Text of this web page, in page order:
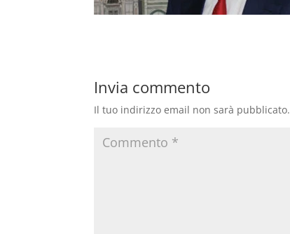
Invia commento
Il tuo indirizzo email non sarà pubblicato.